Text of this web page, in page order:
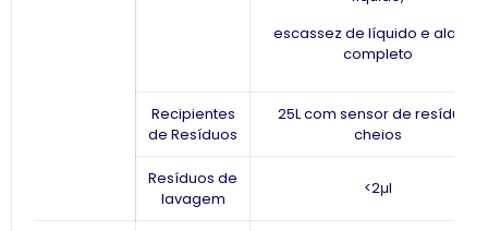
escassez de líquido e alarme
completo
Recipientes
de Resíduos
25L com sensor de resíduos
cheios
Resíduos de
lavagem
<2μl